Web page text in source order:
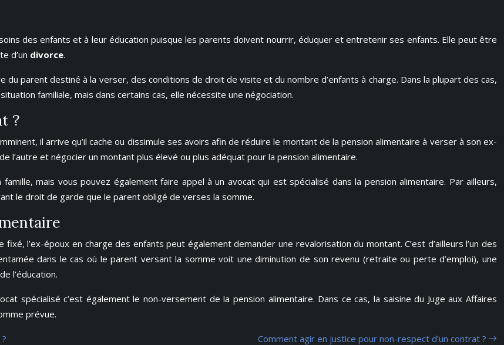
des enfants et à leur éducation puisque les parents doivent nourrir, éduquer et entretenir ses enfants. Elle peut être
d’un divorce.
parent destiné à la verser, des conditions de droit de visite et du nombre d’enfants à charge. Dans la plupart des cas,
familiale, mais dans certains cas, elle nécessite une négociation.
?
il arrive qu’il cache ou dissimule ses avoirs afin de réduire le montant de la pension alimentaire à verser à son ex-
l’autre et négocier un montant plus élevé ou plus adéquat pour la pension alimentaire.
mais vous pouvez également faire appel à un avocat qui est spécialisé dans la pension alimentaire. Par ailleurs,
le droit de garde que le parent obligé de verses la somme.
l’ex-époux en charge des enfants peut également demander une revalorisation du montant. C’est d’ailleurs l’un des
dans le cas où le parent versant la somme voit une diminution de son revenu (retraite ou perte d’emploi), une
l’éducation.
spécialisé c’est également le non-versement de la pension alimentaire. Dans ce cas, la saisine du Juge aux Affaires
prévue.
Comment agir en justice pour non-respect d’un contrat ?